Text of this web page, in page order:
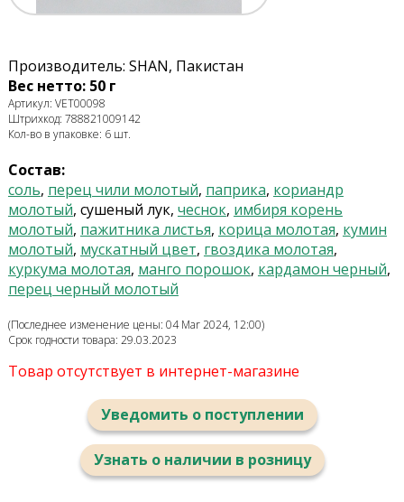
Производитель: SHAN, Пакистан
Вес нетто: 50 г
Артикул: VET00098
Штрихкод: 788821009142
Кол-во в упаковке: 6 шт.
Состав:
соль, перец чили молотый, паприка, кориандр
молотый, сушеный лук, чеснок, имбиря корень
молотый, пажитника листья, корица молотая, кумин
молотый, мускатный цвет, гвоздика молотая,
куркума молотая, манго порошок, кардамон черный,
перец черный молотый
(Последнее изменение цены: 04 Mar 2024, 12:00)
Срок годности товара: 29.03.2023
Товар отсутствует в интернет-магазине
Уведомить о поступлении
Узнать о наличии в розницу